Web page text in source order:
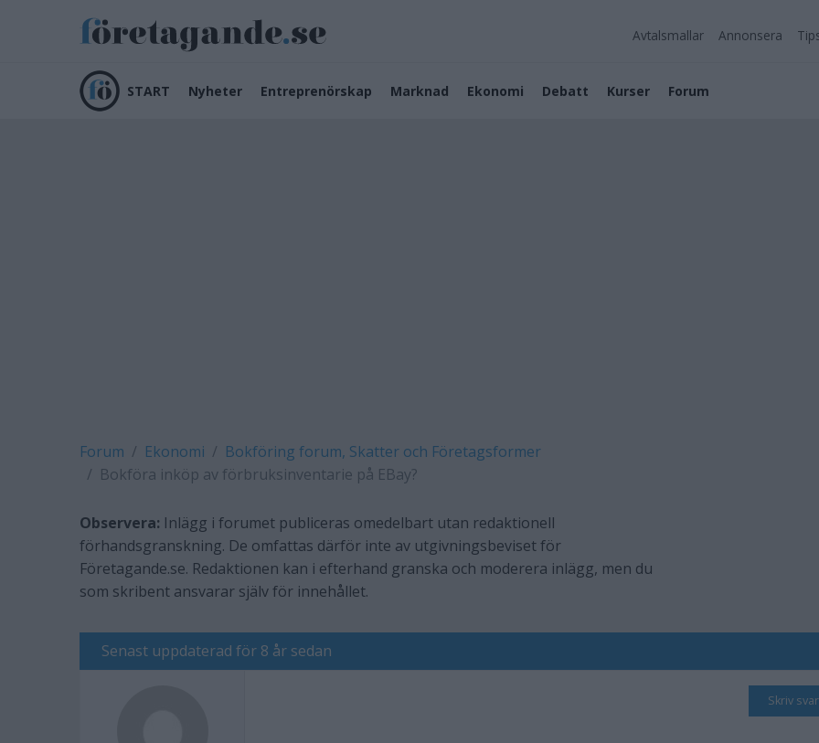
Avtalsmallar Annonsera
START Nyheter Entreprenörskap Marknad Ekonomi Debatt Kurser Forum
Forum Ekonomi
Bokföring forum, Skatter och Företagsformer
Bokföra inköp av förbruksinventarie på EBay?
Observera: Inlägg i forumet publiceras omedelbart utan redaktionell
förhandsgranskning. De omfattas därför inte av utgivningsbeviset för
Företagande.se. Redaktionen kan i efterhand granska och moderera inlägg, men du
som skribent ansvarar själv för innehållet.
Senast uppdaterad för 8 år sedan
Skriv svar